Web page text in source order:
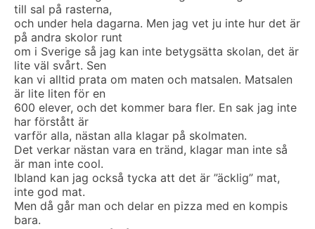
till sal på rasterna,
och under hela dagarna. Men jag vet ju inte hur det är
på andra skolor runt
om i Sverige så jag kan inte betygsätta skolan, det är
lite väl svårt. Sen
kan vi alltid prata om maten och matsalen. Matsalen
är lite liten för en
600 elever, och det kommer bara fler. En sak jag inte
har förstått är
varför alla, nästan alla klagar på skolmaten.
Det verkar nästan vara en tränd, klagar man inte så
är man inte cool.
Ibland kan jag också tycka att det är ”äcklig” mat,
inte god mat.
Men då går man och delar en pizza med en kompis
bara.